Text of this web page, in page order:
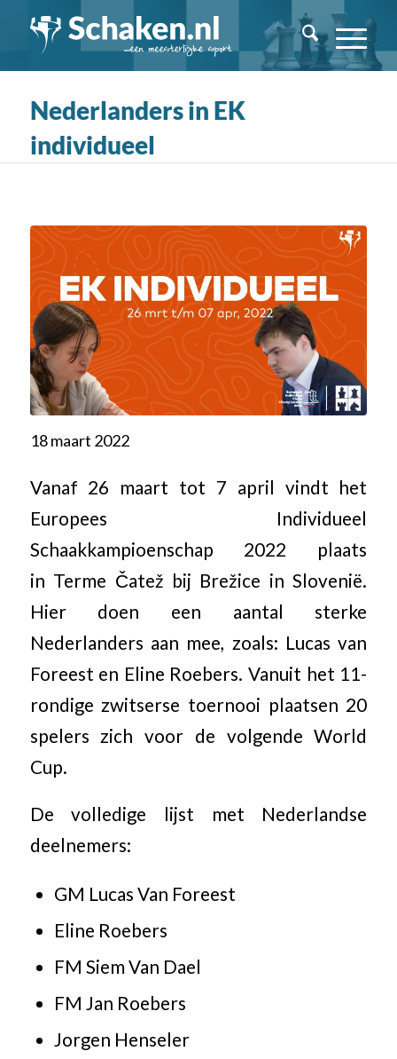
Nederlanders in EK
individueel
18 maart 2022
Vanaf 26 maart tot 7 april vindt het
Europees Individueel
Schaakkampioenschap 2022 plaats
in Terme Čatež bij Brežice in Slovenië.
Hier doen een aantal sterke
Nederlanders aan mee, zoals: Lucas van
Foreest en Eline Roebers. Vanuit het 11-
rondige zwitserse toernooi plaatsen 20
spelers zich voor de volgende World
Cup.
De volledige lijst met Nederlandse
deelnemers:
GM Lucas Van Foreest
Eline Roebers
FM Siem Van Dael
FM Jan Roebers
Jorgen Henseler